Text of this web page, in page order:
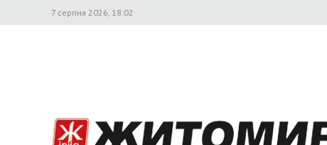
7 серпня 2026, 18:02